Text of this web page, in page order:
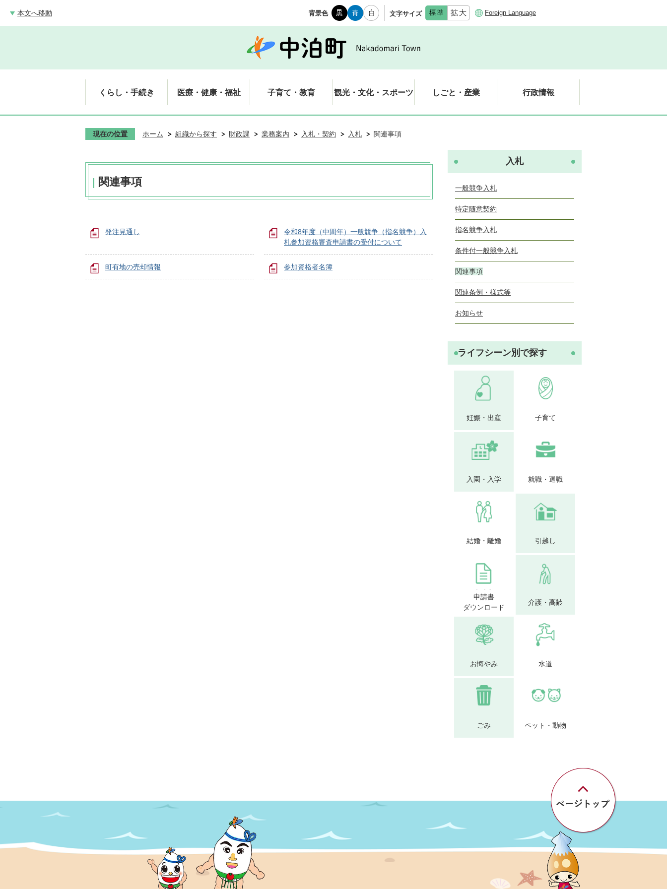
本文へ移動 背景色 文字サイズ Foreign Language
くらし・手続き 医療・健康・福祉 子育て・教育 観光・文化・スポーツ しごと・産業 行政情報
現在の位置 ホーム 組織から探す 財政課 業務案内 入札・契約 入札 関連事項
関連事項
発注見通し
令和8年度（中間年）一般競争（指名競争）入
札参加資格審査申請書の受付について
町有地の売却情報 参加資格者名簿
入札
一般競争入札
特定随意契約
指名競争入札
条件付一般競争入札
関連事項
関連条例・様式等
お知らせ
ライフシーン別で探す
妊娠・出産 子育て
入園・入学 就職・退職
結婚・離婚 引越し
申請書
ダウンロード
介護・高齢
お悔やみ 水道
ごみ ペット・動物